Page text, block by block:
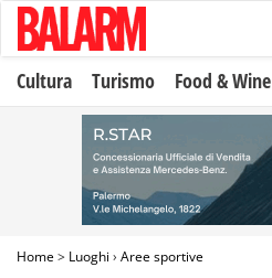
Cultura Turismo Food & Wine
Home> Luoghi › Aree sportive